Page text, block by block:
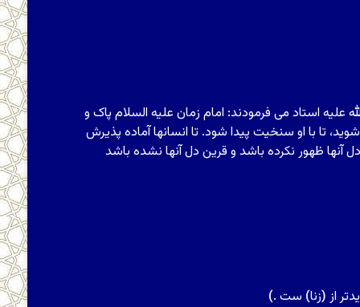
استاد مى‏ فرمودند: امام زمان‏ علیه السلام پاک و
تا با او سنخیت پیدا شود. تا انسان‏ها آماده پذیرش
ظهور نکرده باشد و قرین دل آنها نشده باشد
از (زنا) ست .)